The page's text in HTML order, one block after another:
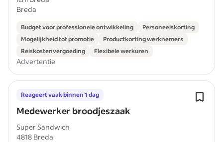
Breda
Budget voor professionele ontwikkeling
Personeelskorting
Mogelijkheid tot promotie
Productkorting werknemers
Reiskostenvergoeding
Flexibele werkuren
Advertentie
Medewerker broodjeszaak
Reageert vaak binnen 1 dag
Super Sandwich
4818 Breda